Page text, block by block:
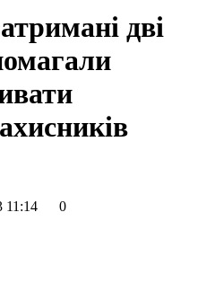
дві
11:14
0